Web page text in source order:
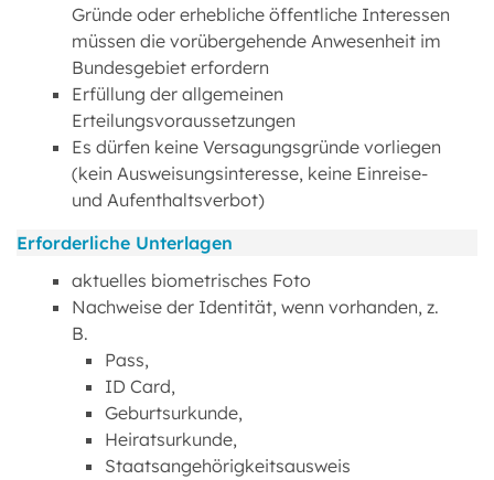
Gründe oder erhebliche öffentliche Interessen
müssen die vorübergehende Anwesenheit im
Bundesgebiet erfordern
Erfüllung der allgemeinen
Erteilungsvoraussetzungen
Es dürfen keine Versagungsgründe vorliegen
(kein Ausweisungsinteresse, keine Einreise-
und Aufenthaltsverbot)
Erforderliche Unterlagen
aktuelles biometrisches Foto
Nachweise der Identität, wenn vorhanden, z.
B.
Pass,
ID Card,
Geburtsurkunde,
Heiratsurkunde,
Staatsangehörigkeitsausweis